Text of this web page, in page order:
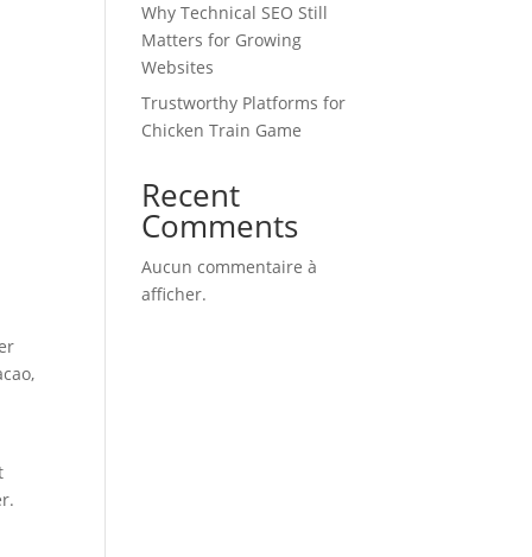
Why Technical SEO Still
Matters for Growing
Websites
Trustworthy Platforms for
Chicken Train Game
Recent
Comments
Aucun commentaire à
afficher.